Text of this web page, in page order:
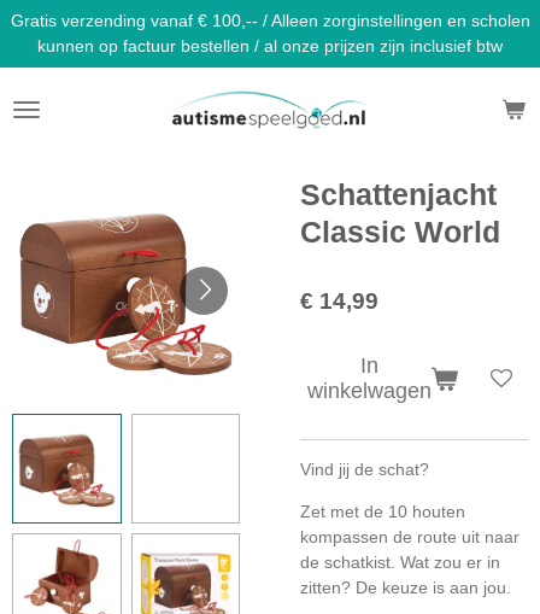
Ga
direct
naar
de
hoofdinhoud
Gratis verzending vanaf € 100,-- / Alleen zorginstellingen en scholen
kunnen op factuur bestellen / al onze prijzen zijn inclusief btw
Schattenjacht
Classic World
€ 14,99
In
winkelwagen
Vind jij de schat?
Zet met de 10 houten
kompassen de route uit naar
de schatkist. Wat zou er in
zitten? De keuze is aan jou.